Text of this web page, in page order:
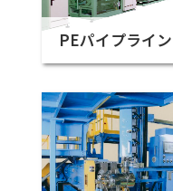
PEパイプライン